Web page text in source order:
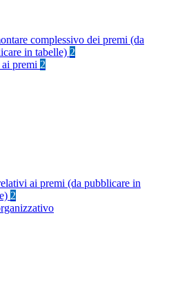
complessivo dei premi (da
in tabelle) 2
premi 2
ai premi (da pubblicare in
2